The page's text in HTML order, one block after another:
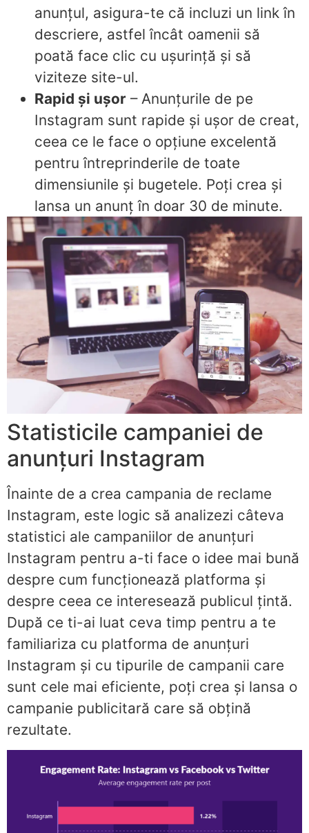
anunțul, asigura-te că incluzi un link în
descriere, astfel încât oamenii să
poată face clic cu ușurință și să
viziteze site-ul.
Rapid și ușor – Anunțurile de pe
Instagram sunt rapide și ușor de creat,
ceea ce le face o opțiune excelentă
pentru întreprinderile de toate
dimensiunile și bugetele. Poți crea și
lansa un anunț în doar 30 de minute.
Statisticile campaniei de
anunțuri Instagram
Înainte de a crea campania de reclame
Instagram, este logic să analizezi câteva
statistici ale campaniilor de anunțuri
Instagram pentru a-ti face o idee mai bună
despre cum funcționează platforma și
despre ceea ce interesează publicul țintă.
După ce ti-ai luat ceva timp pentru a te
familiariza cu platforma de anunțuri
Instagram și cu tipurile de campanii care
sunt cele mai eficiente, poți crea și lansa o
campanie publicitară care să obțină
rezultate.